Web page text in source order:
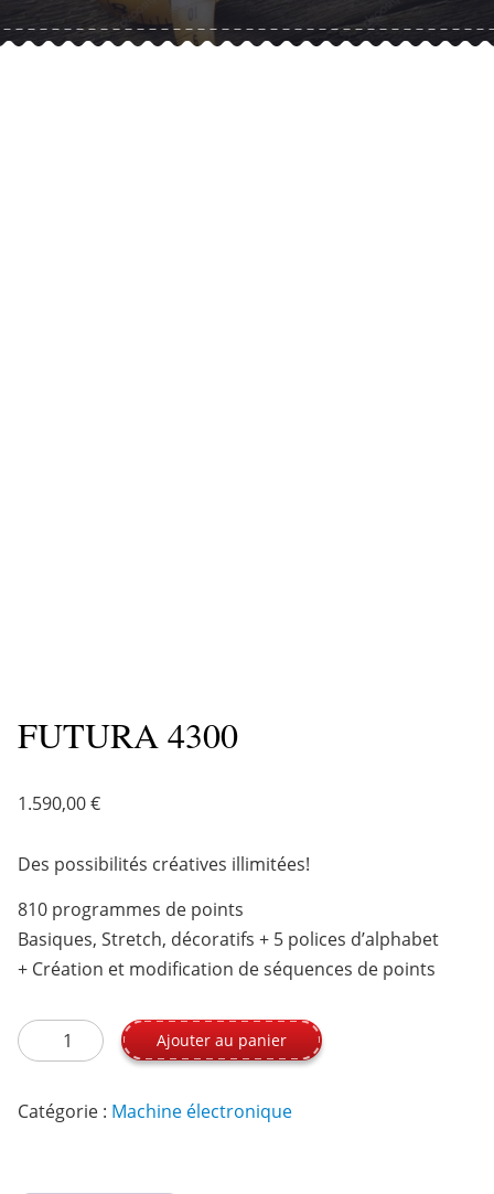
FUTURA 4300
1.590,00€
Des possibilités créatives illimitées!
810 programmes de points
Basiques, Stretch, décoratifs + 5 polices d’alphabet
+ Création et modification de séquences de points
quantité de FUTURA 4300
Ajouter au panier
Catégorie : Machine électronique